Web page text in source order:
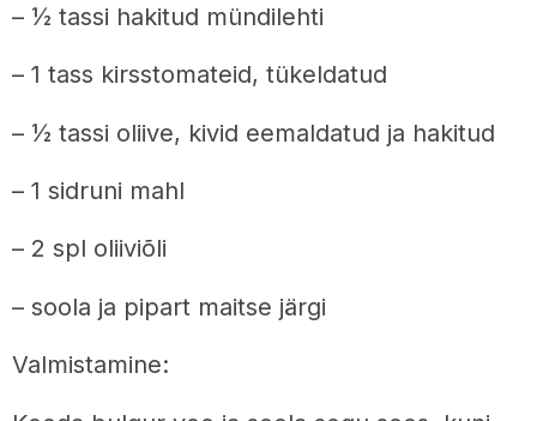
– ½ tassi hakitud mündilehti
– 1 tass kirsstomateid, tükeldatud
– ½ tassi oliive, kivid eemaldatud ja hakitud
– 1 sidruni mahl
– 2 spl oliiviõli
– soola ja pipart maitse järgi
Valmistamine: